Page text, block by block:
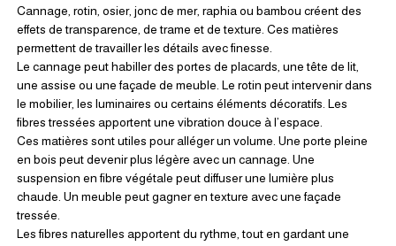
Cannage, rotin, osier, jonc de mer, raphia ou bambou créent des
effets de transparence, de trame et de texture. Ces matières
permettent de travailler les détails avec finesse.
Le cannage peut habiller des portes de placards, une tête de lit,
une assise ou une façade de meuble. Le rotin peut intervenir dans
le mobilier, les luminaires ou certains éléments décoratifs. Les
fibres tressées apportent une vibration douce à l’espace.
Ces matières sont utiles pour alléger un volume. Une porte pleine
en bois peut devenir plus légère avec un cannage. Une
suspension en fibre végétale peut diffuser une lumière plus
chaude. Un meuble peut gagner en texture avec une façade
tressée.
Les fibres naturelles apportent du rythme, tout en gardant une